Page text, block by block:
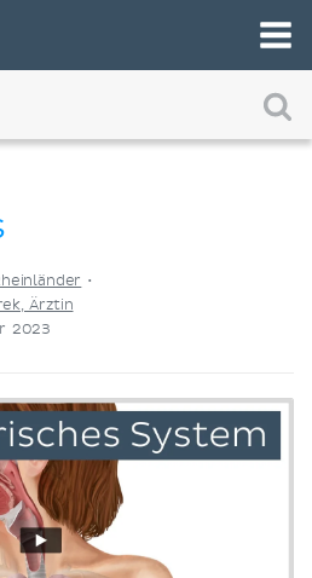
Lernmethode für dich
•
Ärztin
2023